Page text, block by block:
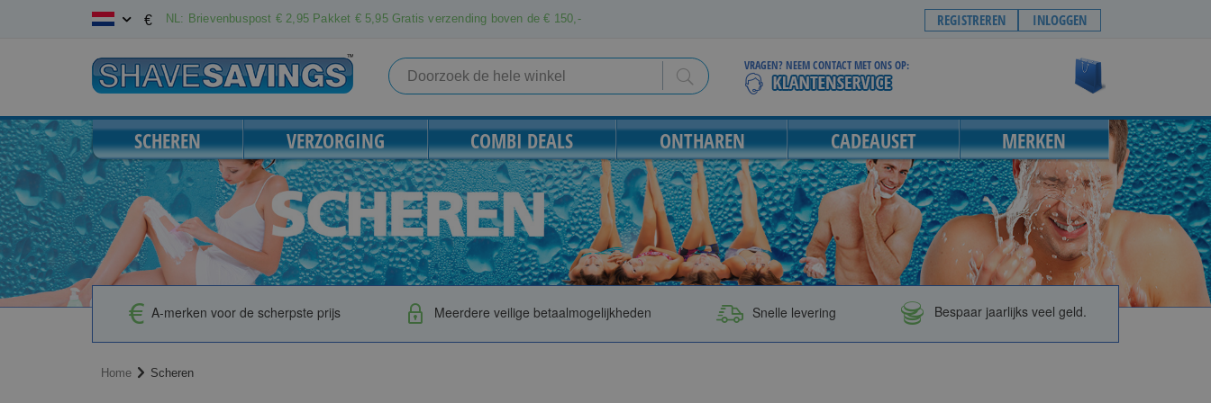
Ga
inhoud
€ NL: Brievenbuspost € 2,95 Pakket € 5,95 Gratis verzending boven de € 150,- REGISTREREN INLOGGEN
Search
VRAGEN? NEEM CONTACT MET ONS OP:
SCHEREN VERZORGING COMBI DEALS ONTHAREN CADEAUSET MERKEN
A-merken voor de scherpste prijs Meerdere veilige betaalmogelijkheden Snelle levering Bespaar jaarlijks veel geld.
Home Scheren